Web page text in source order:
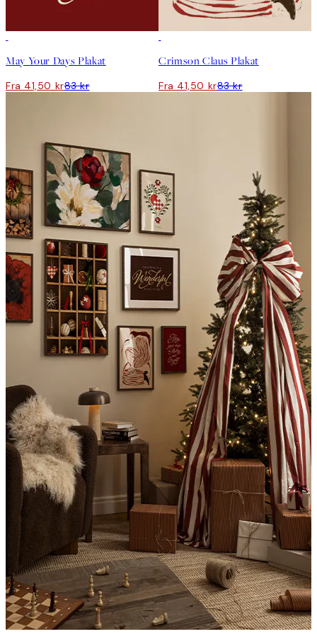
May Your Days Plakat
Fra 41,50 kr83 kr
Crimson Claus Plakat
Fra 41,50 kr83 kr